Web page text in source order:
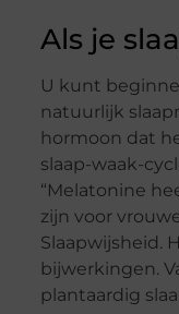
Als je
U kunt
natuurlijk
hormoon dat
slaap-waak-
“Melatonine
zijn voor
Slaapwijsheid.
bijwerkingen.
plantaardig